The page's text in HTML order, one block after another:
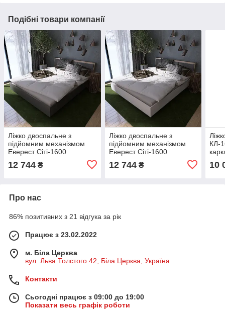
Подібні товари компанії
Ліжко двоспальне з
підйомним механізмом
Еверест Сіті-1600
200,5х168,8х82,6 см Дуб
сонома/Графіт (DTM-
12 744 ₴
Ліжко двоспальне з
підйомним механізмом
Еверест Сіті-1600
200,5х168,8х82,6 см Дуб
сонома/Білий (DTM-
12 744₴
КЛ-
10
Про нас
86% позитивних з 21 відгука за рік
Працює з 23.02.2022
м. Біла Церква
вул. Льва Толстого 42, Біла Церква, Україна
Контакти
Сьогодні працює з 09:00 до 19:00
Показати весь графік роботи